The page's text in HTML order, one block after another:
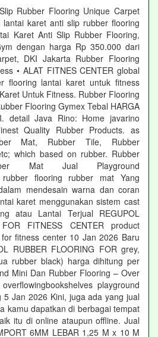
Rubber Flooring Unique Carpet
lantai karet anti slip rubber flooring
Karet Anti Slip Rubber Flooring,
dengan harga Rp 350.000 dari
DKI Jakarta Rubber Flooring
• ALAT FITNES CENTER global
flooring lantai karet untuk fitness
Untuk Fitness. Rubber Flooring
Flooring Gymex Tebal HARGA
detail Java Rino: Home javarino
Quality Rubber Products. as
Mat, Rubber Tile, Rubber
which based on rubber. Rubber
Mat Jual Playground
rubber flooring rubber mat Yang
mendesain warna dan coran
karet menggunakan sistem cast
atau Lantai Terjual REGUPOL
FITNESS CENTER product
fitness center 10 Jan 2026 Baru
RUBBER FLOORING FOR grey,
rubber black) harga dihitung per
Mini Dan Rubber Flooring – Over
playground
5 Jan 2026 Kini, juga ada yang jual
kamu dapatkan di berbagai tempat
itu di online ataupun offline. Jual
6MM LEBAR 1,25 M x 10 M